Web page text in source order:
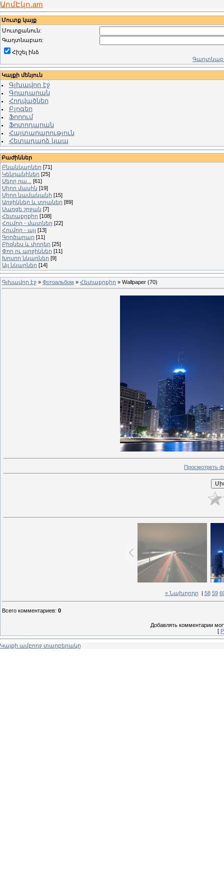
ԱրմԷկո.am
Մուտք կայք
Մուտքանուն:
Գաղտնաբառ:
Հիշել ինձ
Կայքի մենյուն
Գլխավոր էջ
Գրադարան
Հոդվածներ
Բլոգեր
Ֆորում
Ֆոտոդարան
Հայտարարություն
Հետադարձ կապ
Բաժիններ
Բնանկարներ [71]
Կենդանիներ [25]
Սերը դա...
[61]
Սիրո մասին [19]
Սիրո նամականի [15]
Աղջիկներ և տղաներ [89]
Սառցե շրջան [7]
Հետաքրքիր [108]
Հումոր - մատներ [22]
Հումոր - այլ [13]
Գործարար [11]
Բիզնես և փողեր [25]
Փող ու աղջիկներ [11]
Խոսող նկարներ [9]
Այլ նկարներ [14]
Գլխավոր էջ » Фотоальбом » Հետաքրքիր » Wallpaper (70)
Просмотреть
« Նախորդը 58 59
Всего комментариев: 0
Добавлять комментарии
[
Կայքի ամբողջ տարբերակը